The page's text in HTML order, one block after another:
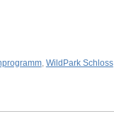
, WildPark Schloss